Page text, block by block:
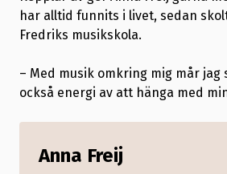
har alltid funnits i livet, sedan
Fredriks musikskola.
– Med musik omkring mig mår jag
också energi av att hänga med
Anna Freij